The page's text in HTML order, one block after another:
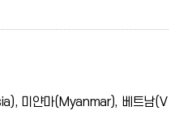
미얀마(Myanmar), 베트남(V